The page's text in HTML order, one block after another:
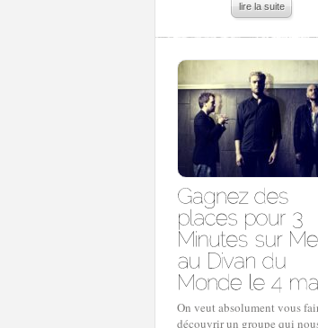
lire la suite
On veut absolument vous
découvrir un groupe qui